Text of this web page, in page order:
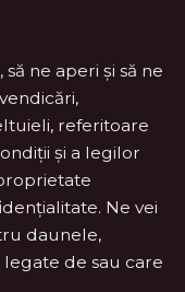
ne aperi și să ne
referitoare
și a legilor
Ne vei
daunele,
de sau care